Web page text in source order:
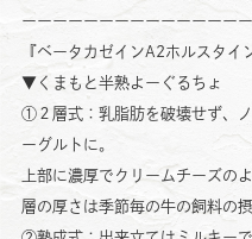
ーーーーーーーーーーーーーー
『ベータカゼインA2ホルスタイ
▼くまもと半熟よーぐるちょ
①２層式：乳脂肪を破壊せず、
ーグルトに。
上部に濃厚でクリームチーズの
層の厚さは季節毎の牛の飼料の